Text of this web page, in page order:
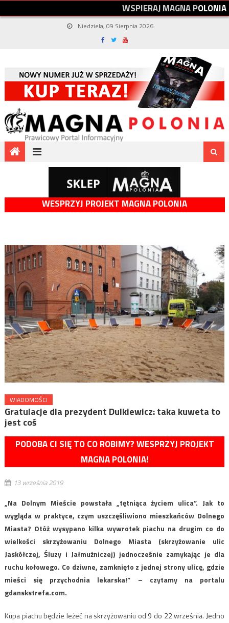
WSPIERAJMAGNAPOLONIA
Niedziela, 09 Sierpnia 2026
WESPRZYJ PROJEKT MAGNA POLONIA
WIADOMOŚCI
Gratulacje dla prezydent Dulkiewicz: taka kuweta to
jest coś
PODOBA CI SIĘ TO CO ROBIMY? WESPRZYJ PROJEKT
MAGNA POLONIA!
13 września 2019
„Na Dolnym Mieście powstała „tętniąca życiem ulica”. Jak to
wygląda w praktyce, czym uszczęśliwiono mieszkańców Dolnego
Miasta? Otóż wysypano kilka wywrotek piachu na drugim co do
wielkości skrzyżowaniu Dolnego Miasta (skrzyżowanie ulic
Jaskółczej, Śluzy i Jałmużniczej) jednocześnie zamykając je dla
ruchu kołowego. Co dziwne, zamknięto z jednej strony ulicę, gdzie
mieści się przychodnia lekarska!” – czytamy na portalu
gdanskstrefa.com.
Kupa piachu będzie leżeć na skrzyżowaniu od 9 do 22 września. Jedno